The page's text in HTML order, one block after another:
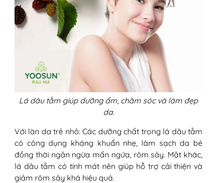
Lá dâu tằm giúp dưỡng ẩm, chăm sóc và làm đẹp
da.
Với làn da trẻ nhỏ: Các dưỡng chất trong lá dâu tằm
có công dụng kháng khuẩn nhẹ, làm sạch da bé
đồng thời ngăn ngừa mẩn ngứa, rôm sảy. Mặt khác,
lá dâu tằm có tính mát nên giúp hỗ trợ cải thiện và
giảm rôm sảy khá hiệu quả.